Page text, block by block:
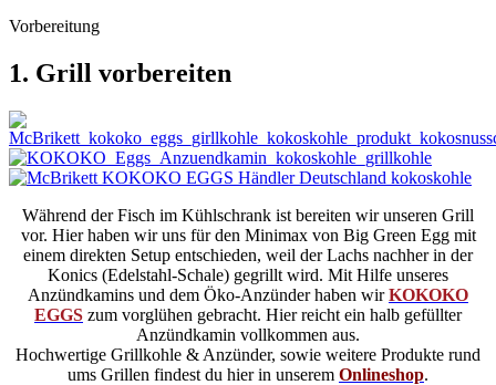
Vorbereitung
1. Grill vorbereiten
Während der Fisch im Kühlschrank ist bereiten wir unseren Grill
vor. Hier haben wir uns für den Minimax von Big Green Egg mit
einem direkten Setup entschieden, weil der Lachs nachher in der
Konics (Edelstahl-Schale) gegrillt wird. Mit Hilfe unseres
Anzündkamins und dem Öko-Anzünder haben wirKOKOKO
EGGS zum vorglühen gebracht. Hier reicht ein halb gefüllter
Anzündkamin vollkommen aus.
Hochwertige Grillkohle & Anzünder, sowie weitere Produkte rund
ums Grillen findest du hier in unserem Onlineshop.